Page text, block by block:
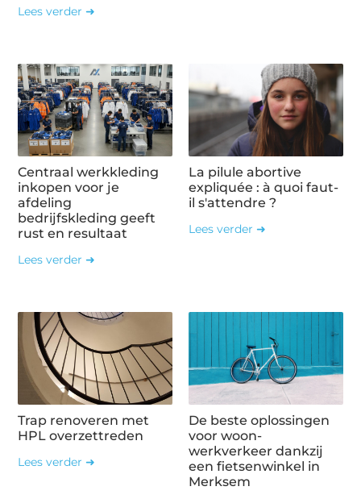
Lees verder ➜
Centraal werkkleding
inkopen voor je
afdeling
bedrijfskleding geeft
rust en resultaat
Lees verder ➜
La pilule abortive
expliquée : à quoi faut-
il s'attendre ?
Lees verder ➜
Trap renoveren met
HPL overzettreden
Lees verder ➜
De beste oplossingen
voor woon-
werkverkeer dankzij
een fietsenwinkel in
Merksem